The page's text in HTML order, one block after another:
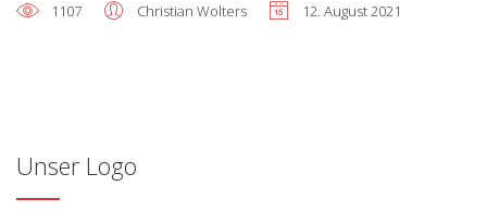
1107 Christian Wolters 12. August 2021
Unser Logo